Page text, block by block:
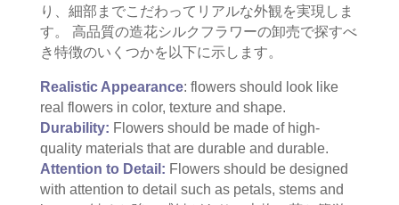
り、細部までこだわってリアルな外観を実現しま
す。 高品質の造花シルクフラワーの卸売で探すべ
き特徴のいくつかを以下に示します。
Realistic Appearance: flowers should look like
real flowers in color, texture and shape.
Durability: Flowers should be made of high-
quality materials that are durable and durable.
Attention to Detail: Flowers should be designed
with attention to detail such as petals, stems and